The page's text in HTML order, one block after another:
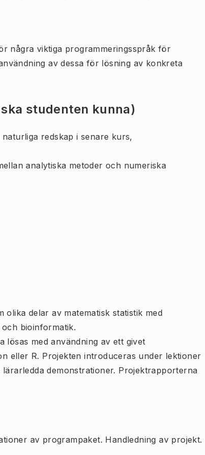
några viktiga programmeringsspråk för
av dessa för lösning av konkreta
studenten kunna)
redskap i senare kurs,
analytiska metoder och numeriska
delar av matematisk statistik med
bioinformatik.
lösas med användning av ett givet
eller R. Projekten introduceras under lektioner
demonstrationer. Projektrapporterna
av programpaket. Handledning av projekt.